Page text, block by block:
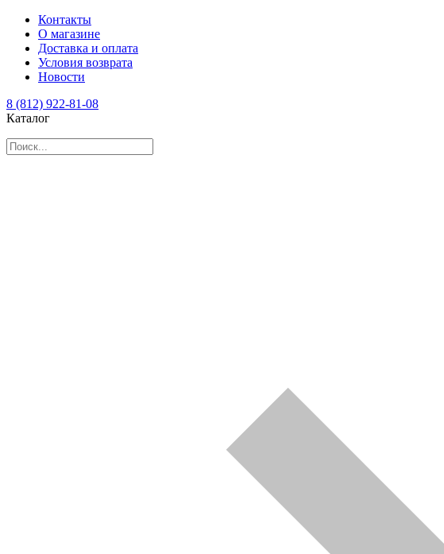
Контакты
О магазине
Доставка и оплата
Условия возврата
Новости
8 (812) 922-81-08
Каталог